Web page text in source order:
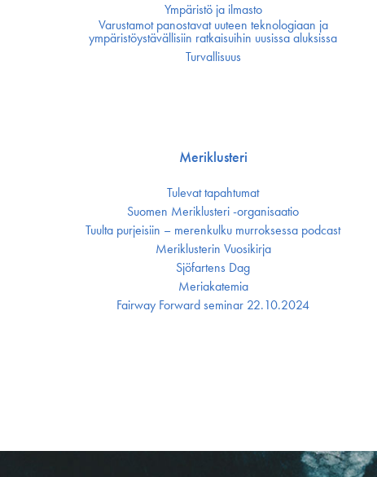
Ympäristö ja ilmasto
Varustamot panostavat uuteen teknologiaan ja
ympäristöystävällisiin ratkaisuihin uusissa aluksissa
Turvallisuus
Meriklusteri
Tulevat tapahtumat
Suomen Meriklusteri -organisaatio
Tuulta purjeisiin – merenkulku murroksessa podcast
Meriklusterin Vuosikirja
Sjöfartens Dag
Meriakatemia
Fairway Forward seminar 22.10.2024